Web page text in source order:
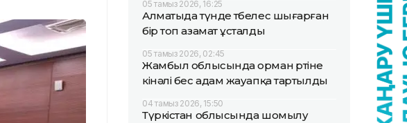
05 тамыз 2026, 16:25
Алматыда түнде төбелес шығарған
бір топ азамат ұсталды
05 тамыз 2026, 02:45
Жамбыл облысында орман өртіне
кінәлі бес адам жауапқа тартылды
04 тамыз 2026, 15:50
Түркістан облысында шомылу